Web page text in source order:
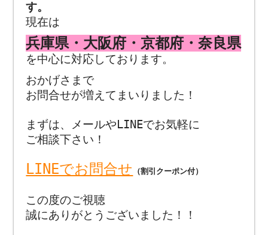
す。
現在は
兵庫県・大阪府・京都府・奈良県
を中心に対応しております。
おかげさまで
お問合せが増えてまいりました！
まずは、メールやLINEでお気軽に
ご相談下さい！
LINEでお問合せ （割引クーポン付）
この度のご視聴
誠にありがとうございました！！